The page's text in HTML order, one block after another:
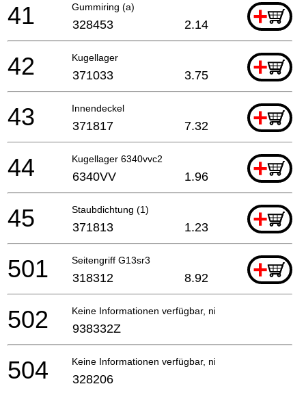
Gummiring (a) +
41 328453 2.14
Kugellager +
42 371033 3.75
Innendeckel +
43 371817 7.32
Kugellager 6340vvc2 +
44 6340VV 1.96
Staubdichtung (1) +
45 371813 1.23
Seitengriff G13sr3 +
501 318312 8.92
Keine Informationen verfügbar, nicht bestellbar
502 938332Z
Keine Informationen verfügbar, nicht bestellbar
504 328206